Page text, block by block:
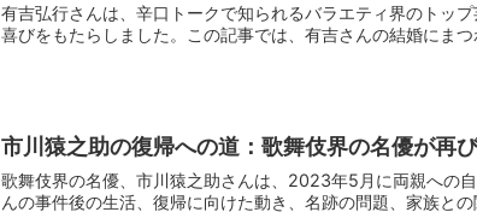
有吉弘行さんは、辛口トークで知られるバラエティ界のトッ
喜びをもたらしました。この記事では、有吉さんの結婚にま
市川猿之助の復帰への道：歌舞伎界の名優が再
歌舞伎界の名優、市川猿之助さんは、2023年5月に両親への
んの事件後の生活、復帰に向けた動き、名跡の問題、家族と